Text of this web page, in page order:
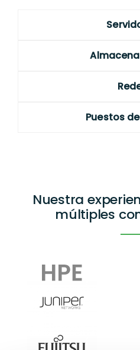
Puestos
Nuestra
múltiples